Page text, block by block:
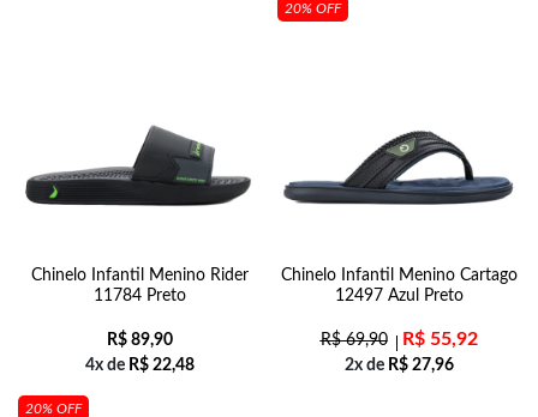
Chinelo Infantil Menino Rider
11784 Preto
R$89,90
4x de R$22,48
20% OFF
Chinelo Infantil Menino Cartago
12497 Azul Preto
R$69,90 R$55,92
2x de R$27,96
20% OFF